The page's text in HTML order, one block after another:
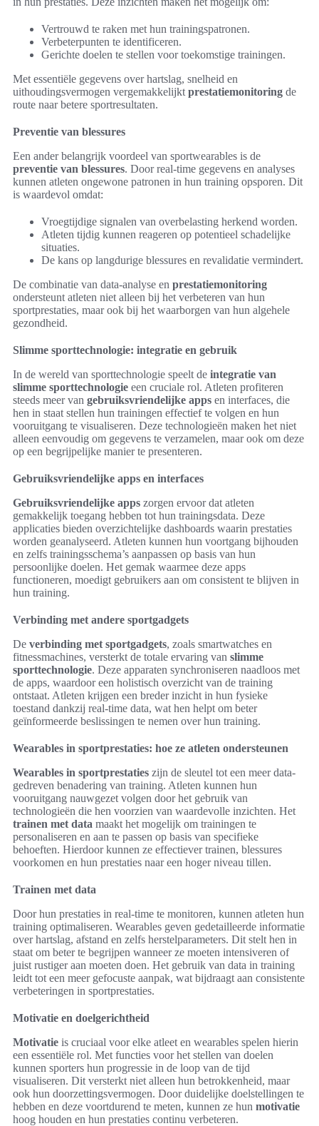
Vertrouwd te raken met hun trainingspatronen.
Verbeterpunten te identificeren.
Gerichte doelen te stellen voor toekomstige trainingen.
Met essentiële gegevens over hartslag, snelheid en
uithoudingsvermogen vergemakkelijkt prestatiemonitoring de
route naar betere sportresultaten.
Preventie van blessures
Een ander belangrijk voordeel van sportwearables is de
preventie van blessures. Door real-time gegevens en analyses
kunnen atleten ongewone patronen in hun training opsporen. Dit
is waardevol omdat:
Vroegtijdige signalen van overbelasting herkend worden.
Atleten tijdig kunnen reageren op potentieel schadelijke
situaties.
De kans op langdurige blessures en revalidatie vermindert.
De combinatie van data-analyse en prestatiemonitoring
ondersteunt atleten niet alleen bij het verbeteren van hun
sportprestaties, maar ook bij het waarborgen van hun algehele
gezondheid.
Slimme sporttechnologie: integratie en gebruik
In de wereld van sporttechnologie speelt de integratie van
slimme sporttechnologie een cruciale rol. Atleten profiteren
steeds meer van gebruiksvriendelijke apps en interfaces, die
hen in staat stellen hun trainingen effectief te volgen en hun
vooruitgang te visualiseren. Deze technologieën maken het niet
alleen eenvoudig om gegevens te verzamelen, maar ook om deze
op een begrijpelijke manier te presenteren.
Gebruiksvriendelijke apps en interfaces
Gebruiksvriendelijke apps zorgen ervoor dat atleten
gemakkelijk toegang hebben tot hun trainingsdata. Deze
applicaties bieden overzichtelijke dashboards waarin prestaties
worden geanalyseerd. Atleten kunnen hun voortgang bijhouden
en zelfs trainingsschema’s aanpassen op basis van hun
persoonlijke doelen. Het gemak waarmee deze apps
functioneren, moedigt gebruikers aan om consistent te blijven in
hun training.
Verbinding met andere sportgadgets
De verbinding met sportgadgets, zoals smartwatches en
fitnessmachines, versterkt de totale ervaring van slimme
sporttechnologie. Deze apparaten synchroniseren naadloos met
de apps, waardoor een holistisch overzicht van de training
ontstaat. Atleten krijgen een breder inzicht in hun fysieke
toestand dankzij real-time data, wat hen helpt om beter
geïnformeerde beslissingen te nemen over hun training.
Wearables in sportprestaties: hoe ze atleten ondersteunen
Wearables in sportprestaties zijn de sleutel tot een meer data-
gedreven benadering van training. Atleten kunnen hun
vooruitgang nauwgezet volgen door het gebruik van
technologieën die hen voorzien van waardevolle inzichten. Het
trainen met data maakt het mogelijk om trainingen te
personaliseren en aan te passen op basis van specifieke
behoeften. Hierdoor kunnen ze effectiever trainen, blessures
voorkomen en hun prestaties naar een hoger niveau tillen.
Trainen met data
Door hun prestaties in real-time te monitoren, kunnen atleten hun
training optimaliseren. Wearables geven gedetailleerde informatie
over hartslag, afstand en zelfs herstelparameters. Dit stelt hen in
staat om beter te begrijpen wanneer ze moeten intensiveren of
juist rustiger aan moeten doen. Het gebruik van data in training
leidt tot een meer gefocuste aanpak, wat bijdraagt aan consistente
verbeteringen in sportprestaties.
Motivatie en doelgerichtheid
Motivatie is cruciaal voor elke atleet en wearables spelen hierin
een essentiële rol. Met functies voor het stellen van doelen
kunnen sporters hun progressie in de loop van de tijd
visualiseren. Dit versterkt niet alleen hun betrokkenheid, maar
ook hun doorzettingsvermogen. Door duidelijke doelstellingen te
hebben en deze voortdurend te meten, kunnen ze hun motivatie
hoog houden en hun prestaties continu verbeteren.